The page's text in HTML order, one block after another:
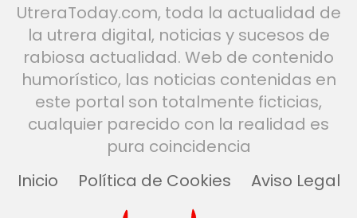
UtreraToday.com, toda la actualidad de
la utrera digital, noticias y sucesos de
rabiosa actualidad. Web de contenido
humorístico, las noticias contenidas en
este portal son totalmente ficticias,
cualquier parecido con la realidad es
pura coincidencia
Inicio
Política de Cookies Aviso Legal